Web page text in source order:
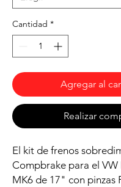
Cantidad *
Agregar al
Realizar
El kit de frenos
Compbrake para el VW
MK6 de 17" con pinzas